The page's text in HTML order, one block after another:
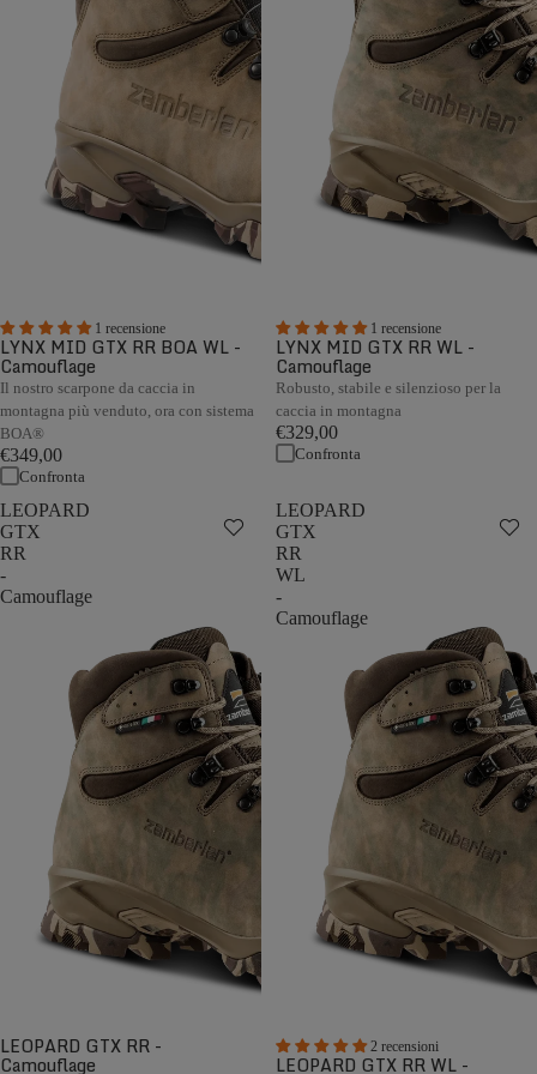
1 recensione
LYNX MID GTX RR BOA WL -
Camouflage
Il nostro scarpone da caccia in
montagna più venduto, ora con sistema
BOA®
€349,00
Confronta
1 recensione
LYNX MID GTX RR WL -
Camouflage
Robusto, stabile e silenzioso per la
caccia in montagna
€329,00
Confronta
LEOPARD
GTX
RR
-
Camouflage
LEOPARD GTX RR -
Camouflage
LEOPARD
GTX
RR
WL
-
Camouflage
2 recensioni
LEOPARD GTX RR WL -